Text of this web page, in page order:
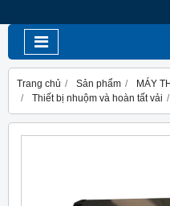
Trang chủ Sản phẩm
MÁY
Thiết bị nhuộm và hoàn tất vải